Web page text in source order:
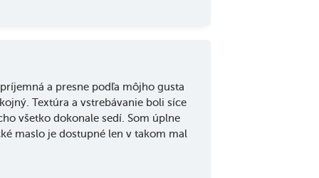
a presne podľa môjho gusta
Textúra a vstrebávanie boli síce
všetko dokonale sedí. Som úplne
maslo je dostupné len v takom mal